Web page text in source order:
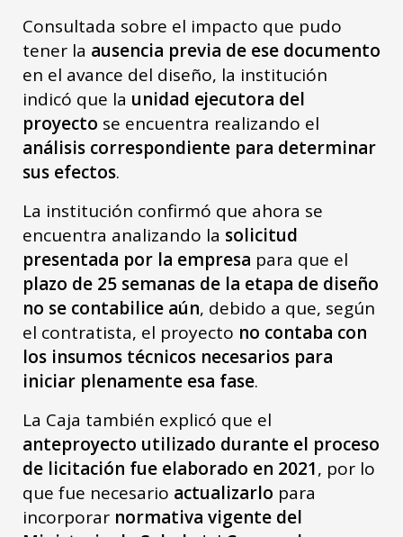
Consultada sobre el impacto que pudo
tener la ausencia previa de ese documento
en el avance del diseño, la institución
indicó que la unidad ejecutora del
proyecto se encuentra realizando el
análisis correspondiente para determinar
sus efectos.
La institución confirmó que ahora se
encuentra analizando la solicitud
presentada por la empresa para que el
plazo de 25 semanas de la etapa de diseño
no se contabilice aún, debido a que, según
el contratista, el proyecto no contaba con
los insumos técnicos necesarios para
iniciar plenamente esa fase.
La Caja también explicó que el
anteproyecto utilizado durante el proceso
de licitación fue elaborado en 2021, por lo
que fue necesario actualizarlo para
incorporar normativa vigente del